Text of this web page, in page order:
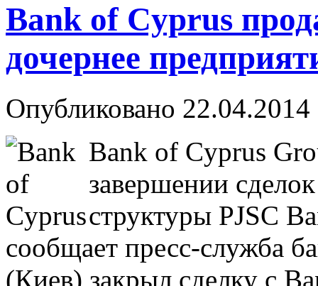
Bank of Cyprus
дочернее
Опубликовано
Bank of Cyprus
завершении
структуры PJSC
сообщает пресс-служба
(Киев) закрыл сделку с